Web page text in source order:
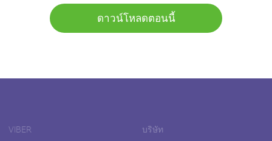
ดาวน์โหลดตอนนี้
VIBER บริษัท